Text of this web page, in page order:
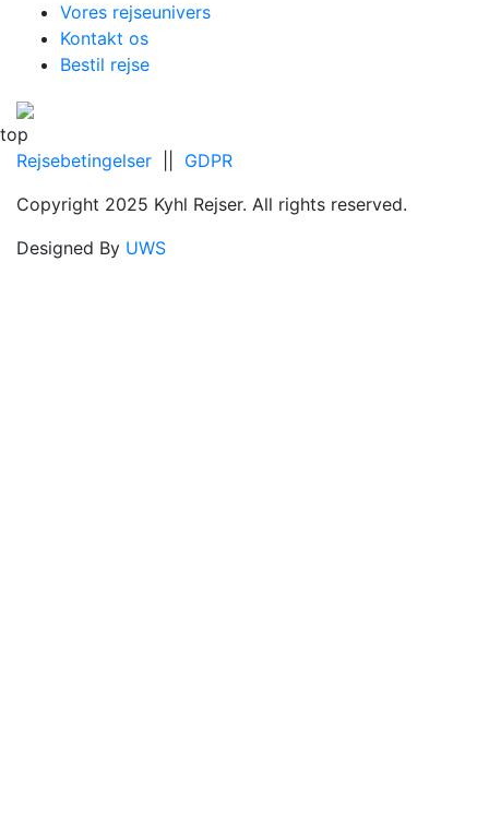
Vores rejseunivers
Kontakt os
Bestil rejse
top
Rejsebetingelser
GDPR
Copyright 2025 Kyhl Rejser. All rights reserved.
Designed By UWS